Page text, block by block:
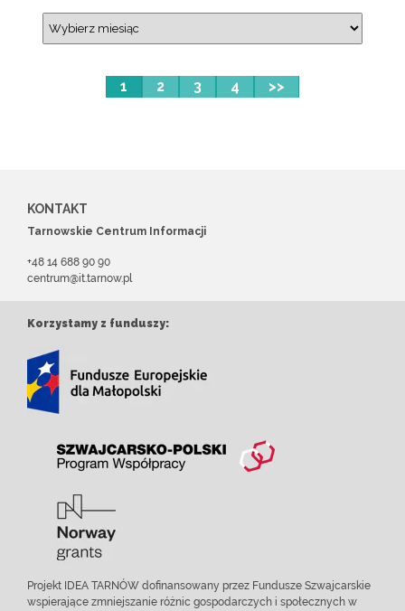
1 2 3 4 >>
KONTAKT
Tarnowskie Centrum Informacji
+48 14 688 90 90
centrum@it.tarnow.pl
Korzystamy z funduszy:
Projekt IDEA TARNÓW dofinansowany przez Fundusze Szwajcarskie
wspierające zmniejszanie różnic gospodarczych i społecznych w